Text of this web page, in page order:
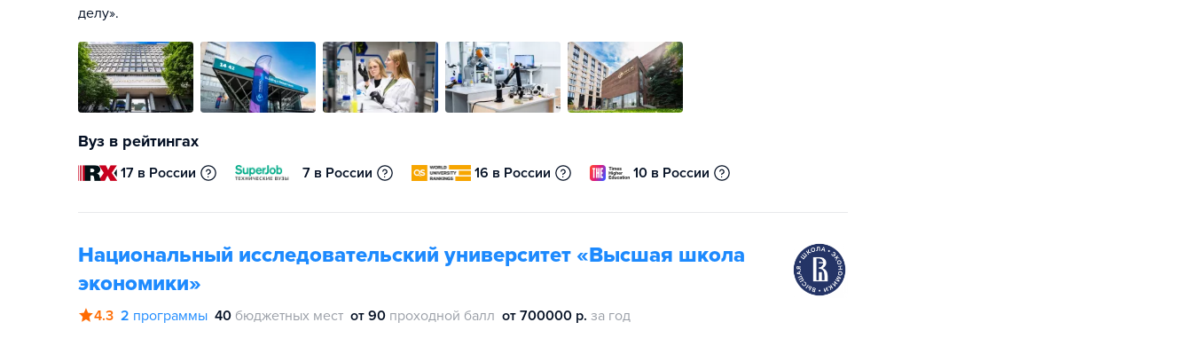
делу».
Вуз в рейтингах
17 в России 7 в России 16 в России 10 в России
Национальный исследовательский университет «Высшая школа
экономики»
4.3 2 программы 40 бюджетных мест от 90 проходной балл от 700000 р. за год